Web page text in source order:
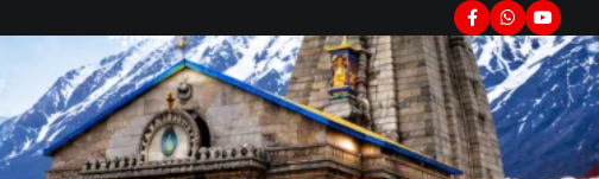
Facebook
Whatsapp
2
Admin August 6, 2026
भतरोजखान में कांग्रेस का प्रदर्शन, स्वास्थ्य मंत्री
व शिक्षा मंत्री का फूंका पुतला 'विद्यालयों में…
अल्मोड़ा उत्तराखण्ड कुमाऊं ख़बरें